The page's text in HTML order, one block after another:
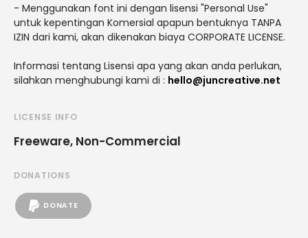
- Menggunakan font ini dengan lisensi "Personal Use"
untuk kepentingan Komersial apapun bentuknya TANPA
IZIN dari kami, akan dikenakan biaya CORPORATE LICENSE.
Informasi tentang Lisensi apa yang akan anda perlukan,
silahkan menghubungi kami di : hello@juncreative.net
LICENSE INFO
Freeware, Non-Commercial
DONATIONS
DONATE